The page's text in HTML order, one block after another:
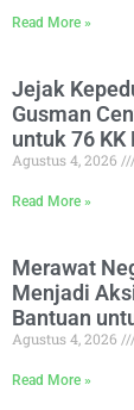
Read More »
Jejak
Gusman
untuk 76 KK
Agustus 4, 2026
Read More »
Merawat
Menjadi
Bantuan
Agustus 4, 2026
Read More »